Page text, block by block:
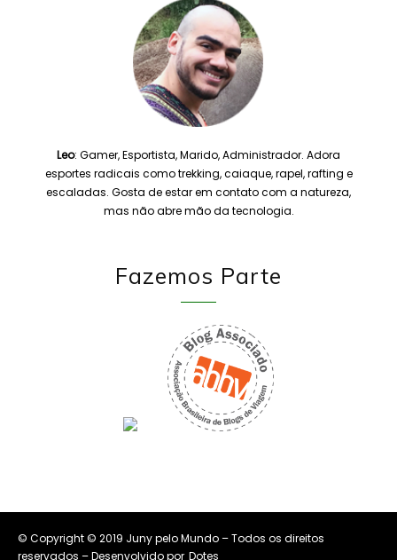
Leo: Gamer, Esportista, Marido, Administrador. Adora
esportes radicais como trekking, caiaque, rapel, rafting e
escaladas. Gosta de estar em contato com a natureza,
mas não abre mão da tecnologia.
Fazemos Parte
© Copyright © 2019 Juny pelo Mundo – Todos os direitos
reservados – Desenvolvido por Dotes